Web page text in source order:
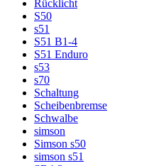
Rücklicht
S50
s51
S51 B1-4
S51 Enduro
s53
s70
Schaltung
Scheibenbremse
Schwalbe
simson
Simson s50
simson s51